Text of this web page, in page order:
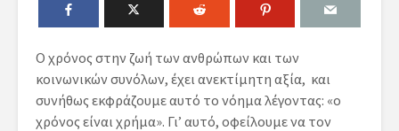
Ο χρόνος στην ζωή των ανθρώπων και των
κοινωνικών συνόλων, έχει ανεκτίμητη αξία, και
συνήθως εκφράζουμε αυτό το νόημα λέγοντας: «ο
χρόνος είναι χρήμα». Γι’ αυτό, οφείλουμε να τον